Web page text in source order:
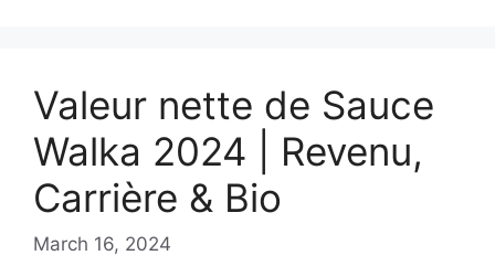
Valeur nette de Sauce
Walka 2024 | Revenu,
Carrière & Bio
March 16, 2024